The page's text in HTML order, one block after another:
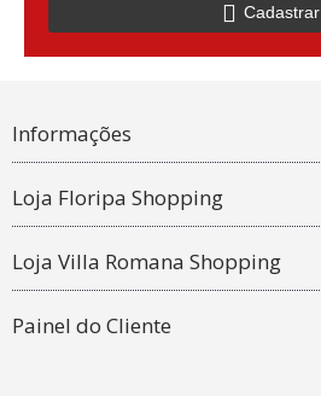
Cadastrar
Informações
Loja Floripa Shopping
Loja Villa Romana Shopping
Painel do Cliente